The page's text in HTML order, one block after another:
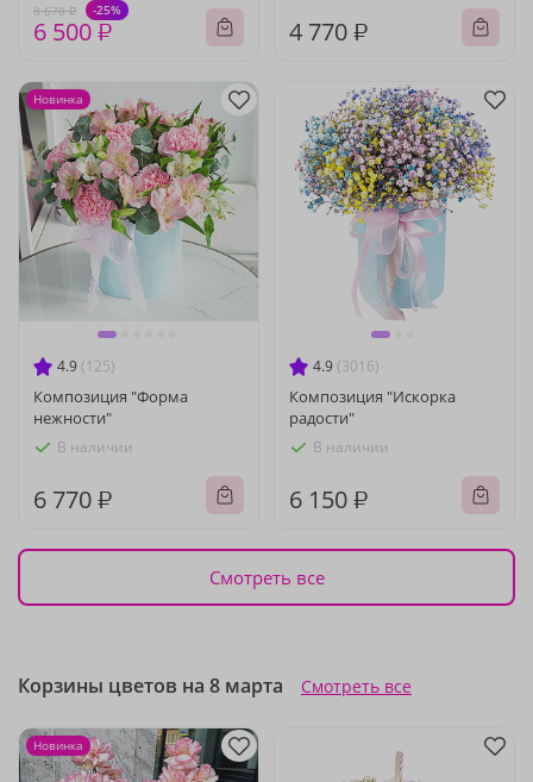
8 670 ₽ -25%
6 500 ₽ 4 770 ₽
4.9 (125)
Композиция "Форма
нежности"
В наличии
6 770 ₽
Новинка
4.9 (3016)
Композиция "Искорка
радости"
В наличии
6 150 ₽
Смотреть все
Корзины цветов на 8 марта Смотреть все
Новинка